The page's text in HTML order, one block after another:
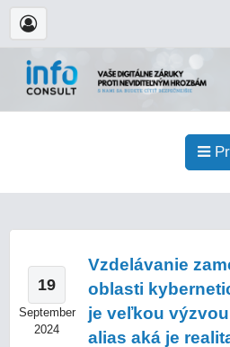
19
September
2024
Vzdelávanie
oblasti
je veľkou
alias aká je